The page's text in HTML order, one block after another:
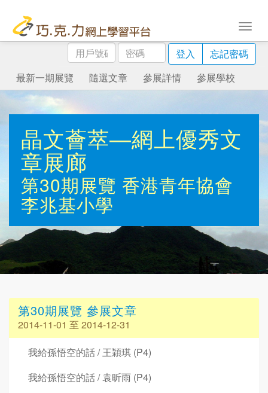
用
戶
號
碼
密
碼
登入
忘記密碼
最新一期展覽
隨選文章 參展詳情 參展學校
晶文薈萃—網上優秀文
章展廊
第30期展覽 香港青年協會
李兆基小學
第30期展覽 參展文章
2014-11-01 至 2014-12-31
我給孫悟空的話 / 王穎琪 (P4)
我給孫悟空的話 / 袁昕雨 (P4)